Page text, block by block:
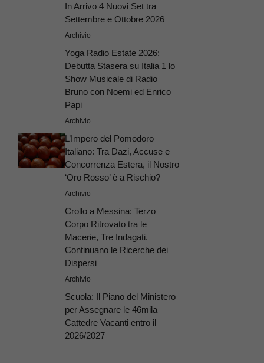
In Arrivo 4 Nuovi Set tra
Settembre e Ottobre 2026
Archivio
Yoga Radio Estate 2026:
Debutta Stasera su Italia 1 lo
Show Musicale di Radio
Bruno con Noemi ed Enrico
Papi
Archivio
L’Impero del Pomodoro
Italiano: Tra Dazi, Accuse e
Concorrenza Estera, il Nostro
‘Oro Rosso’ è a Rischio?
Archivio
Crollo a Messina: Terzo
Corpo Ritrovato tra le
Macerie, Tre Indagati.
Continuano le Ricerche dei
Dispersi
Archivio
Scuola: Il Piano del Ministero
per Assegnare le 46mila
Cattedre Vacanti entro il
2026/2027